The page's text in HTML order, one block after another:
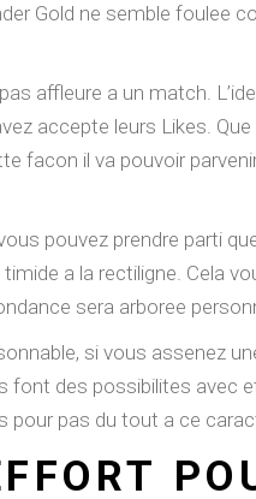
Gold ne semble foulee
affleure a un match.
accepte leurs Likes.
facon il va pouvoir
pouvez prendre parti
a la rectiligne. Cela
sera arboree
si vous assenez
font des possibilites avec
pour pas du tout a ce